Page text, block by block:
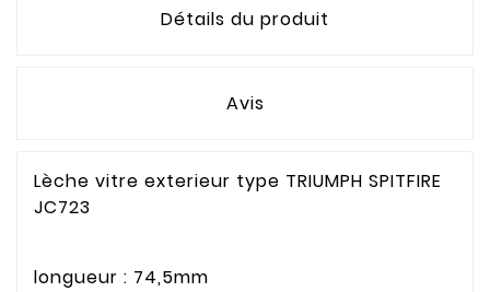
Détails du produit
Avis
Lèche vitre exterieur type TRIUMPH SPITFIRE
JC723
longueur : 74,5mm